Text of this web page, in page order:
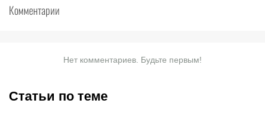
Комментарии
Нет комментариев. Будьте первым!
Статьи по теме